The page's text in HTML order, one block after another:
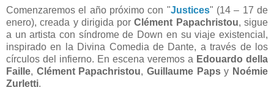
Comenzaremos el año próximo con "Justices" (14 – 17 de
enero), creada y dirigida porClément Papachristou, sigue
a un artista con síndrome de Down en su viaje existencial,
inspirado en la Divina Comedia de Dante, a través de los
círculos del infierno. En escena veremos a Edouardo della
Faille, Clément Papachristou,Guillaume Papsy Noémie
Zurletti.